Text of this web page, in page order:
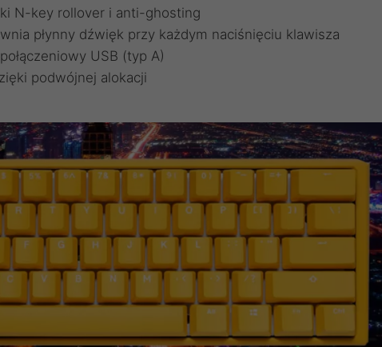
N-key rollover i anti-ghosting
płynny dźwięk przy każdym naciśnięciu klawisza
USB (typ A)
podwójnej alokacji